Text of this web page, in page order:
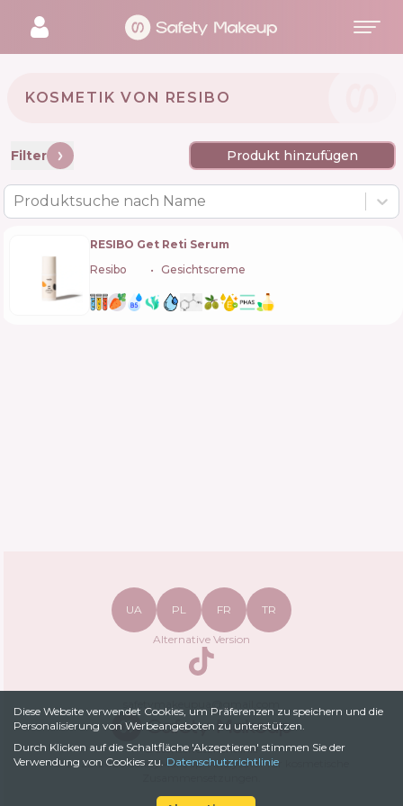
Diese Website verwendet Cookies, um Präferenzen zu speichern und die
Personalisierung von Werbeangeboten zu unterstützen.
Durch Klicken auf die Schaltfläche 'Akzeptieren' stimmen Sie der
Verwendung von Cookies zu. Datenschutzrichtlinie
KOSMETIK VON RESIBO 🇵🇱
Filter Produkt hinzufügen
Produktsuche nach Name
RESIBO Get Reti Serum
Resibo
Gesichtscreme
Datenschutzrichtlinie
© 2022-2026SafetyMakeup.Analysator für kosmetische
UA PL FR TR
Alternative Version
TikTok